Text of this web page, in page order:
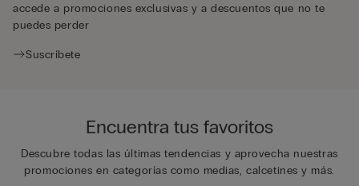
accede a promociones exclusivas y a descuentos que no te
puedes perder
Suscríbete
Encuentra tus favoritos
Descubre todas las últimas tendencias y aprovecha nuestras
promociones en categorías como medias, calcetines y más.